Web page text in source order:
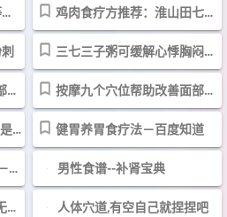
甲型H1N1流感起居饮食等预防方案发布－新闻中心－新浪网 鸡肉食疗方推荐：淮山田七炖鸡可治遗精盗汗－新闻中心－新浪网
三七三子粥可缓解心悸胸闷－新闻中心－新浪网
中医提示根据出汗时间及部位可预测健康状况－新闻中心－新浪网 按摩九个穴位帮助改善面部色斑－新闻中心－新浪网
田七.海马煲鸡治腰骨增生是好还是坏－有问必答 健胃养胃食疗法－百度知道
19款宝宝防病治病食疗粥－39健康网－育儿 男性食谱--补肾宝典
丝瓜络煲汤可催乳而丝瓜无此功效－新闻中心－新浪网 人体穴道,有空自己就捏捏吧